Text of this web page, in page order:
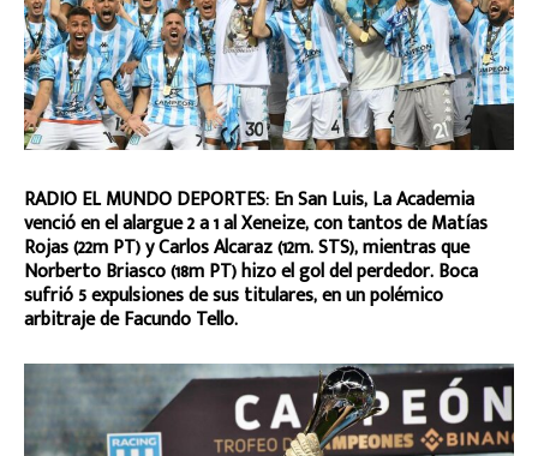
RADIO EL MUNDO DEPORTES: En San Luis, La Academia
venció en el alargue 2 a 1 al Xeneize, con tantos de Matías
Rojas (22m PT) y Carlos Alcaraz (12m. STS), mientras que
Norberto Briasco (18m PT) hizo el gol del perdedor. Boca
sufrió 5 expulsiones de sus titulares, en un polémico
arbitraje de Facundo Tello.